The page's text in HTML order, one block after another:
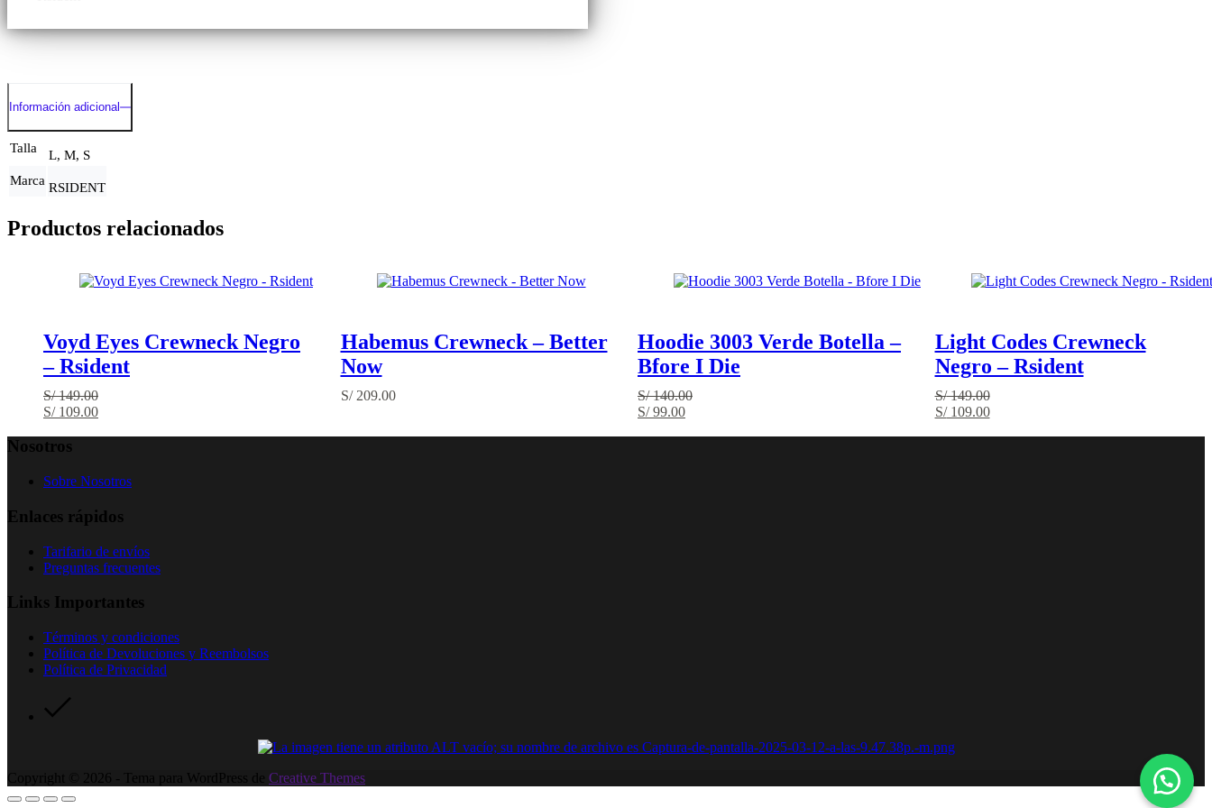
Información adicional
Talla
L, M, S
Marca RSIDENT
Productos relacionados
Voyd Eyes Crewneck Negro
– Rsident
S/149.00
S/109.00
Habemus Crewneck – Better
Now
S/209.00
Hoodie 3003 Verde Botella –
Bfore I Die
S/140.00
S/99.00
Light Codes Crewneck
Negro – Rsident
S/149.00
S/109.00
Nosotros
Sobre Nosotros
Enlaces rápidos
Tarifario de envíos
Preguntas frecuentes
Links Importantes
Términos y condiciones
Política de Devoluciones y Reembolsos
Política de Privacidad
Copyright © 2026 - Tema para WordPress de Creative Themes